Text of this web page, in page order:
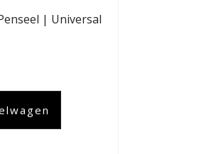
| Universal